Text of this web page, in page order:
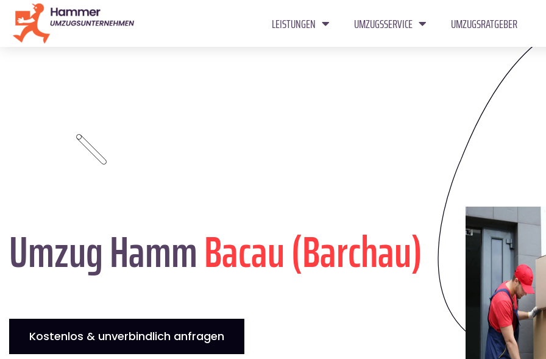
LEISTUNGEN UMZUGSSERVICE UMZUGSRATGEBER
Umzug HammBacau (Barchau)
Kostenlos & unverbindlich anfragen